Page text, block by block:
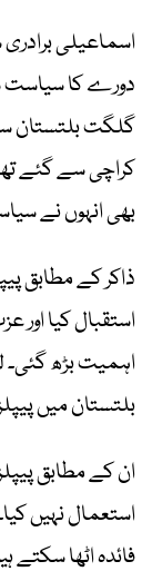
اسماعیلی
دورے کا سیاست
گلگت بلتستان
کراچی سے گئے
بھی انہوں نے
ذاکر کے مطابق
استقبال کیا
اہمیت بڑھ گئی۔
بلتستان میں
ان کے مطابق
استعمال نہیں
فائدہ اٹھا